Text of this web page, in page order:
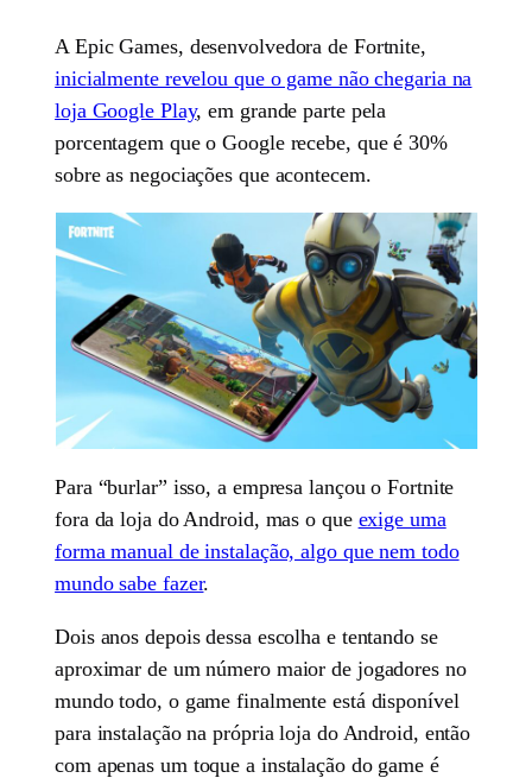
A Epic Games, desenvolvedora de Fortnite,
inicialmente revelou que o game não chegaria na
loja Google Play, em grande parte pela
porcentagem que o Google recebe, que é 30%
sobre as negociações que acontecem.
Para “burlar” isso, a empresa lançou o Fortnite
fora da loja do Android, mas o que exige uma
forma manual de instalação, algo que nem todo
mundo sabe fazer.
Dois anos depois dessa escolha e tentando se
aproximar de um número maior de jogadores no
mundo todo, o game finalmente está disponível
para instalação na própria loja do Android, então
com apenas um toque a instalação do game é